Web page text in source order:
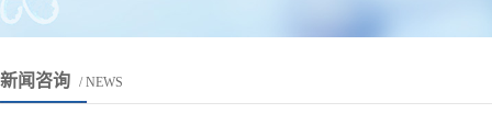
新闻咨询 / NEWS